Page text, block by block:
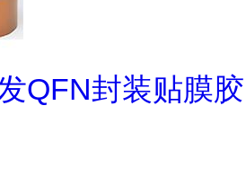
QFN封装贴膜胶